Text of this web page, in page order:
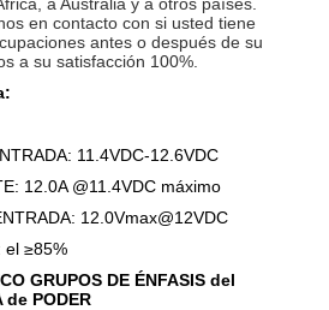
en contacto con si usted tiene
antes o después de su
a su satisfacción 100%.
11.4VDC-12.6VDC
12.0A @11.4VDC máximo
12.0Vmax@12VDC
el ≥85%
GRUPOS DE ÉNFASIS del
PODER